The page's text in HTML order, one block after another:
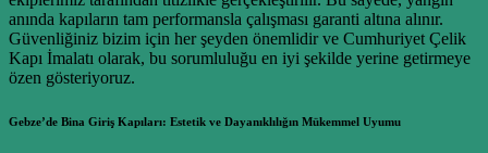
anında kapıların tam performansla çalışması garanti altına alınır.
Güvenliğiniz bizim için her şeyden önemlidir ve Cumhuriyet Çelik
Kapı İmalatı olarak, bu sorumluluğu en iyi şekilde yerine getirmeye
özen gösteriyoruz.
Gebze’de Bina Giriş Kapıları: Estetik ve Dayanıklılığın Mükemmel Uyumu